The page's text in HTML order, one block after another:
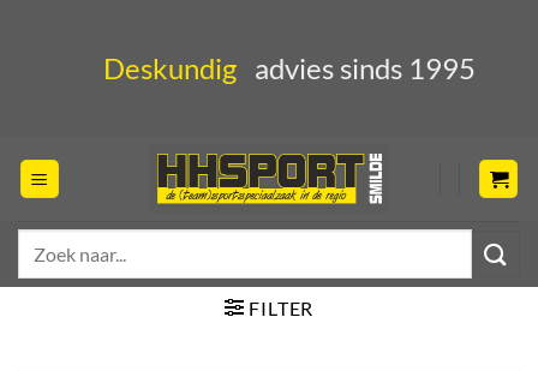
Deskundig advies sinds 1995
FILTER